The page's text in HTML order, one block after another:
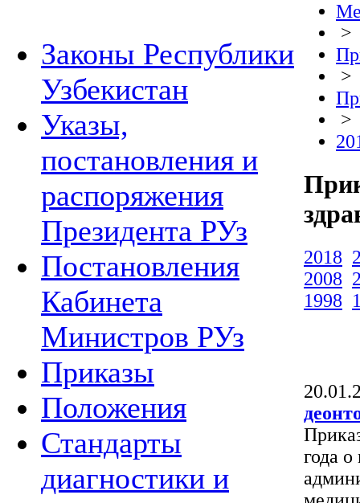
Законы Республики
Узбекистан
Указы,
постановления и
распоряжения
Президента РУз
Постановления
Кабинета
Министров РУз
Приказы
Положения
Стандарты
диагностики и
>
>
>
2018
2008
1998
года